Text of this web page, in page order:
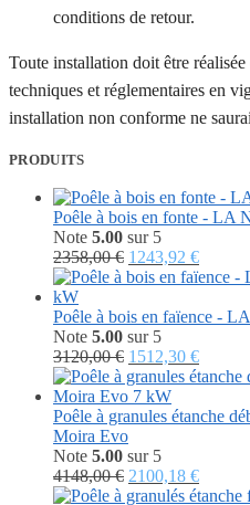
conditions de retour.
Toute installation doit être
techniques et réglementaires en
installation non conforme ne
PRODUITS
Poêle à bois en fonte - LA
Note 5.00 sur 5
2358,00€ Le
prix
était :
2358,00 €.
1243,92 €Le
prix
est :
Poêle à bois en faïence -
Note 5.00 sur 5
3120,00€ Le
prix
initial
était :
3120,00 €.
1512,30 €Le
prix
est :
Poêle à granules étanche
Moira Evo
Note 5.00 sur 5
4148,00€ Le
prix
2100,18 €Le
prix